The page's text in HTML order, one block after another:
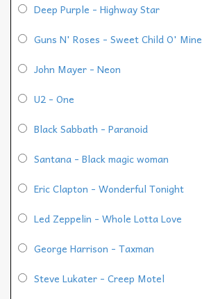
Deep Purple - Highway Star
Guns N' Roses - Sweet Child O' Mine
John Mayer - Neon
U2 - One
Black Sabbath - Paranoid
Santana - Black magic woman
Eric Clapton - Wonderful Tonight
Led Zeppelin - Whole Lotta Love
George Harrison - Taxman
Steve Lukater - Creep Motel